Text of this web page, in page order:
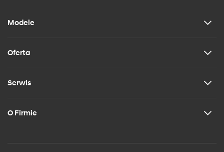
Modele
Oferta
Serwis
O Firmie